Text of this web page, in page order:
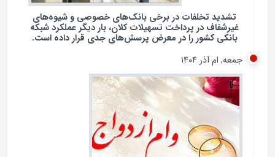
تشدید تخلفات در برخی بانک‌های خصوصی و شیوه‌های
غیرشفاف در پرداخت تسهیلات کلان، بار دیگر عملکرد شبکه
بانکی کشور را در معرض پرسش‌های جدی قرار داده است.
ام آذر ۱۴۰۴